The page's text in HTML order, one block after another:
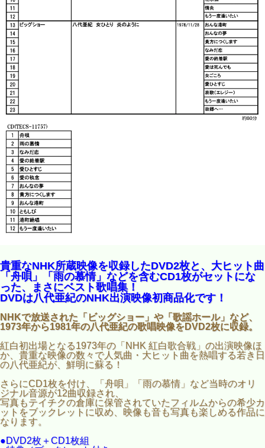
貴重なNHK所蔵映像を収録したDVD2枚と、大ヒット曲
「舟唄」「雨の慕情」などを含むCD1枚がセットにな
った、まさにベスト歌唱集！
DVDは八代亜紀のNHK出演映像初商品化です！
NHKで放送された「ビッグショー」や「歌謡ホール」など、
1973年から1981年の八代亜紀の歌唱映像をDVD2枚に収録。
紅白初出場となる1973年の「NHK 紅白歌合戦」の出演映像ほ
か、貴重な映像の数々で人気曲・大ヒット曲を熱唱する若き日
の八代亜紀が、鮮明に蘇る！
さらにCD1枚を付け、「舟唄」「雨の慕情」など当時のオリ
ジナル音源が12曲収録され、
写真もテイチクの倉庫に保管されていたフィルムからの希少カ
ットをブックレットに収め、映像も音も写真も楽しめる作品に
なります。
●DVD2枚＋CD1枚組